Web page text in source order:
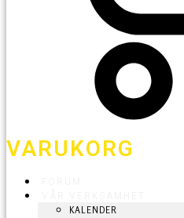
VARUKORG
KALENDER